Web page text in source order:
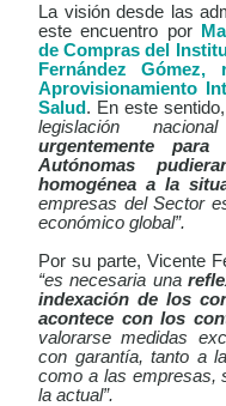
La visión desde las
este encuentro por
de Compras del
Fernández
Aprovisionamiento
Salud . En este
legislación
urgentemente
Autónomas
homogénea a la
empresas del Sector
económico global”.
Por su parte, Vicente
“es necesaria una
indexación de los
acontece con los
valorarse medidas
con garantía, tanto a
como a las empresas,
la actual”.